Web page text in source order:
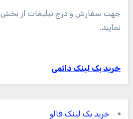
جهت سفارش و درج تبلیغات از بخش
نمایید.
خرید بک لینک دائمی
خرید بک لینک فالو